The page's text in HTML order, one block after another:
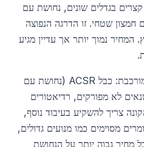
בגדלים שונים, נחושת עם
חמצון שטחי. זו הדרגה הנפוצה
המחיר נמוך יותר אך עדיין מגיע
דרגה רביעית — פסולת נחושת מורכבת: כבל ACSR (נחושת עם
לא מפורקים, רדיאטורים
צריך להשקיע בעיבוד נוסף,
מסוימים כמו מנועים גדולים,
מחיר גבוה יותר על הנחושת